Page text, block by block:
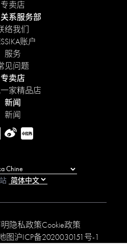
专卖店
系服务部
络我们
账户
服务
见问题
专卖店
家精品店
新闻
新闻
隐私政策Cookie政策
图 沪ICP备2020030151号-1